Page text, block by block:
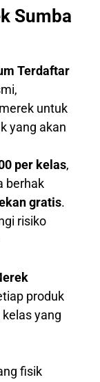
Sumba
Terdaftar
untuk
yang akan
per kelas,
berhak
gratis.
risiko
produk
yang
fisik